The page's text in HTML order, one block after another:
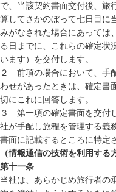
で、当該契約書面交付後、旅
算してさかのぼって七日目に
みがなされた場合にあっては
る日までに、これらの確定状
います）を交付します。
２ 前項の場合において、手
わせがあったときは、確定書
切にこれに回答します。
３ 第一項の確定書面を交付
社が手配し旅程を管理する義
書面に記載するところに特定
（情報通信の技術を利用する
第十一条
当社は、あらかじめ旅行者の